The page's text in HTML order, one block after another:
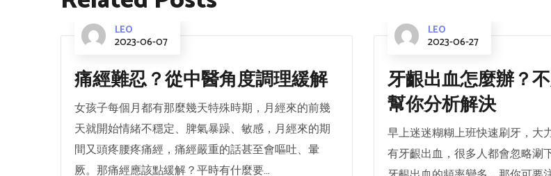
LEO
2023-06-07
痛經難忍？從中醫角度調理緩解
女孩子每個月都有那麼幾天特殊時期，月經來的前幾
天就開始情緒不穩定、脾氣暴躁、敏感，月經來的期
間又頭疼腰疼痛經，痛經嚴重的話甚至會嘔吐、暈
厥。那痛經應該點緩解？平時有什麼要...
LEO
2023-06-27
牙齦出血怎麼辦？
幫你分析解決
早上迷迷糊糊上班快速刷牙，大
有牙齦出血，很多人都會忽略涮